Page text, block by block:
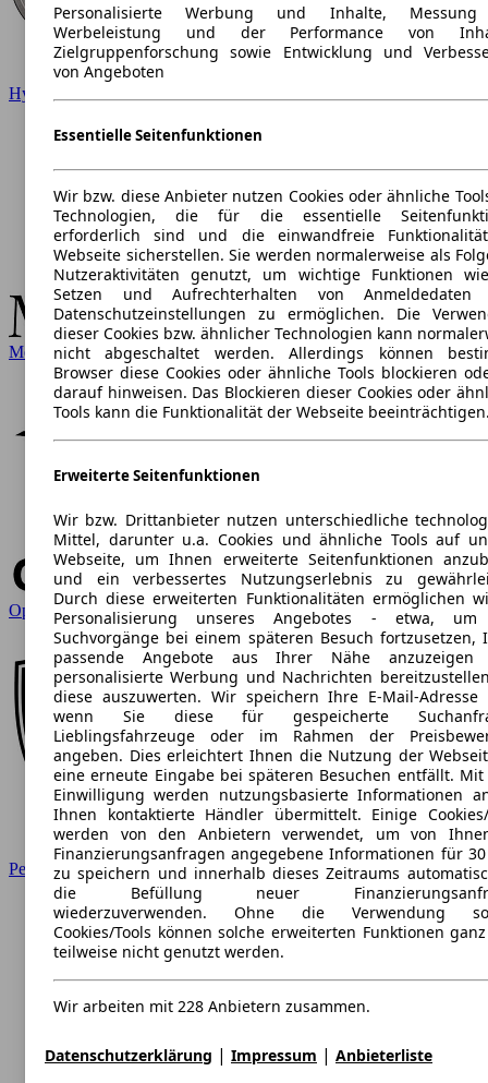
Hyundai
Mercedes-Benz
Opel
Peugeot
Personalisierte Werbung und Inhalte,
Werbeleistung und der Performance von
Zielgruppenforschung sowie Entwicklung und
von Angeboten
Essentielle Seitenfunktionen
Wir bzw. diese Anbieter nutzen Cookies oder ähnliche
Technologien, die für die essentielle
erforderlich sind und die einwandfreie
Webseite sicherstellen. Sie werden normalerweise als
Nutzeraktivitäten genutzt, um wichtige Funktionen
Setzen und Aufrechterhalten von Anmeldedaten
Datenschutzeinstellungen zu ermöglichen. Die
dieser Cookies bzw. ähnlicher Technologien kann
nicht abgeschaltet werden. Allerdings können
Browser diese Cookies oder ähnliche Tools blockieren
darauf hinweisen. Das Blockieren dieser Cookies oder
Tools kann die Funktionalität der Webseite
Erweiterte Seitenfunktionen
Wir bzw. Drittanbieter nutzen unterschiedliche
Mittel, darunter u.a. Cookies und ähnliche Tools auf
Webseite, um Ihnen erweiterte Seitenfunktionen
und ein verbessertes Nutzungserlebnis zu
Durch diese erweiterten Funktionalitäten ermöglichen
Personalisierung unseres Angebotes - etwa,
Suchvorgänge bei einem späteren Besuch fortzusetzen,
passende Angebote aus Ihrer Nähe anzuzeigen
personalisierte Werbung und Nachrichten
diese auszuwerten. Wir speichern Ihre E-Mail-Adresse
wenn Sie diese für gespeicherte
Lieblingsfahrzeuge oder im Rahmen der
angeben. Dies erleichtert Ihnen die Nutzung der
eine erneute Eingabe bei späteren Besuchen entfällt.
Einwilligung werden nutzungsbasierte Informationen
Ihnen kontaktierte Händler übermittelt. Einige Cookies/
werden von den Anbietern verwendet, um von
Finanzierungsanfragen angegebene Informationen für 30
zu speichern und innerhalb dieses Zeitraums
die Befüllung neuer
wiederzuverwenden. Ohne die Verwendung
Cookies/Tools können solche erweiterten Funktionen
teilweise nicht genutzt werden.
Wir arbeiten mit 228 Anbietern zusammen.
Datenschutzerklärung | Impressum | Anbieterliste